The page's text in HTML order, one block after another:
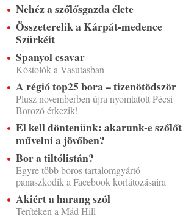
Nehéz a szőlősgazda élete
Összeterelik a Kárpát-medence
Szürkéit
Spanyol csavar
Kóstolók a Vasutasban
A régió top25 bora – tizenötödször
Plusz novemberben újra nyomtatott Pécsi
Borozó érkezik!
El kell döntenünk: akarunk-e szőlőt
művelni a jövőben?
Bor a tiltólistán?
Egyre több boros tartalomgyártó
panaszkodik a Facebook korlátozásaira
Akiért a harang szól
Terítéken a Mád Hill